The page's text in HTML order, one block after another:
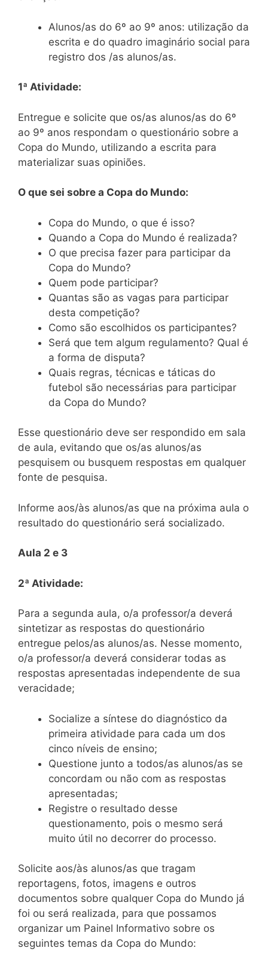
Alunos/as do 6º ao 9º anos: utilização da
escrita e do quadro imaginário social para
registro dos /as alunos/as.
1ª Atividade:
Entregue e solicite que os/as alunos/as do 6º
ao 9º anos respondam o questionário sobre a
Copa do Mundo, utilizando a escrita para
materializar suas opiniões.
O que sei sobre a Copa do Mundo:
Copa do Mundo, o que é isso?
Quando a Copa do Mundo é realizada?
O que precisa fazer para participar da
Copa do Mundo?
Quem pode participar?
Quantas são as vagas para participar
desta competição?
Como são escolhidos os participantes?
Será que tem algum regulamento? Qual é
a forma de disputa?
Quais regras, técnicas e táticas do
futebol são necessárias para participar
da Copa do Mundo?
Esse questionário deve ser respondido em sala
de aula, evitando que os/as alunos/as
pesquisem ou busquem respostas em qualquer
fonte de pesquisa.
Informe aos/às alunos/as que na próxima aula o
resultado do questionário será socializado.
Aula 2 e 3
2ª Atividade:
Para a segunda aula, o/a professor/a deverá
sintetizar as respostas do questionário
entregue pelos/as alunos/as. Nesse momento,
o/a professor/a deverá considerar todas as
respostas apresentadas independente de sua
veracidade;
Socialize a síntese do diagnóstico da
primeira atividade para cada um dos
cinco níveis de ensino;
Questione junto a todos/as alunos/as se
concordam ou não com as respostas
apresentadas;
Registre o resultado desse
questionamento, pois o mesmo será
muito útil no decorrer do processo.
Solicite aos/às alunos/as que tragam
reportagens, fotos, imagens e outros
documentos sobre qualquer Copa do Mundo já
foi ou será realizada, para que possamos
organizar um Painel Informativo sobre os
seguintes temas da Copa do Mundo: